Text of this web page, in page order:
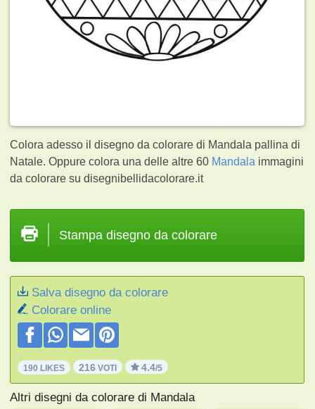
Colora adesso il disegno da colorare di Mandala pallina di
Natale. Oppure colora una delle altre 60 Mandala immagini
da colorare su disegnibellidacolorare.it
Stampa disegno da colorare
Salva disegno da colorare
Colorare online
190 LIKES 216 VOTI 4.4/5
Altri disegni da colorare di Mandala